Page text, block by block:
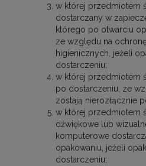
w której przedmiotem
dostarczany w
którego po otwarciu
ze względu na
higienicznych, jeżeli
dostarczeniu;
w której przedmiotem
po dostarczeniu, ze
zostają nierozłącznie
w której przedmiotem
dźwiękowe lub
komputerowe
opakowaniu, jeżeli
dostarczeniu;